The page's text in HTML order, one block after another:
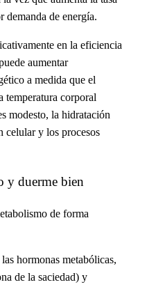
demanda de energía.
en la eficiencia
aumentar
a medida que el
temperatura corporal
modesto, la hidratación
celular y los procesos
y duerme bien
hormonas metabólicas,
de la saciedad) y